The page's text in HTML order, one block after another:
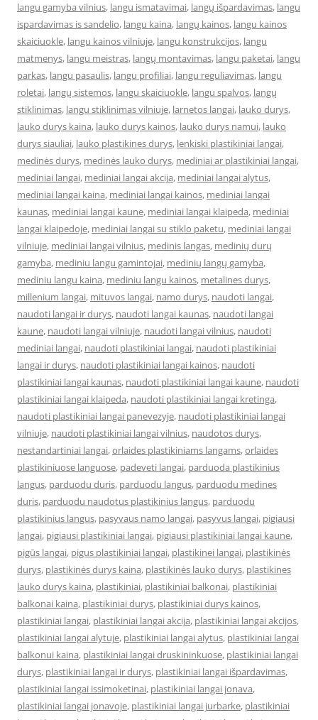
langu gamyba vilnius, langu ismatavimai, langų išpardavimas, langu
ispardavimas is sandelio, langu kaina, langų kainos, langu kainos
skaiciuokle, langu kainos vilniuje, langu konstrukcijos, langu
matmenys, langu meistras, langų montavimas, langu paketai, langu
parkas, langu pasaulis, langu profiliai, langu reguliavimas, langu
roletai, langų sistemos, langu skaiciuokle, langu spalvos, langų
stiklinimas, langu stiklinimas vilniuje, larnetos langai, lauko durys,
lauko durys kaina, lauko durys kainos, lauko durys namui, lauko
durys siauliai, lauko plastikines durys, lenkiski plastikiniai langai,
medinės durys, medinės lauko durys, mediniai ar plastikiniai langai,
mediniai langai, mediniai langai akcija, mediniai langai alytus,
mediniai langai kaina, mediniai langai kainos, mediniai langai
kaunas, mediniai langai kaune, mediniai langai klaipeda, mediniai
langai klaipedoje, mediniai langai su stiklo paketu, mediniai langai
vilniuje, mediniai langai vilnius, medinis langas, medinių durų
gamyba, mediniu langu gamintojai, medinių langų gamyba,
mediniu langu kaina, mediniu langu kainos, metalines durys,
millenium langai, mituvos langai, namo durys, naudoti langai,
naudoti langai ir durys, naudoti langai kaunas, naudoti langai
kaune, naudoti langai vilniuje, naudoti langai vilnius, naudoti
mediniai langai, naudoti plastikiniai langai, naudoti plastikiniai
langai ir durys, naudoti plastikiniai langai kainos, naudoti
plastikiniai langai kaunas, naudoti plastikiniai langai kaune, naudoti
plastikiniai langai klaipeda, naudoti plastikiniai langai kretinga,
naudoti plastikiniai langai panevezyje, naudoti plastikiniai langai
vilniuje, naudoti plastikiniai langai vilnius, naudotos durys,
nestandartiniai langai,orlaides plastikiniams langams,orlaides
plastikiniuose languose, padeveti langai, parduoda plastikinius
langus, parduodu duris, parduodu langus, parduodu medines
duris, parduodu naudotus plastikinius langus, parduodu
plastikinius langus, pasyvaus namo langai, pasyvus langai, pigiausi
langai, pigiausi plastikiniai langai, pigiausi plastikiniai langai kaune,
pigūs langai, pigus plastikiniai langai, plastikinei langai, plastikinės
durys, plastikinės durys kaina, plastikinės lauko durys, plastikines
lauko durys kaina, plastikiniai, plastikiniai balkonai, plastikiniai
balkonai kaina, plastikiniai durys, plastikiniai durys kainos,
plastikiniai langai, plastikiniai langai akcija, plastikiniai langai akcijos,
plastikiniai langai alytuje, plastikiniai langai alytus, plastikiniai langai
balkonui kaina, plastikiniai langai druskininkuose, plastikiniai langai
durys, plastikiniai langai ir durys, plastikiniai langai išpardavimas,
plastikiniai langai issimoketinai, plastikiniai langai jonava,
plastikiniai langai jonavoje, plastikiniai langai jurbarke, plastikiniai